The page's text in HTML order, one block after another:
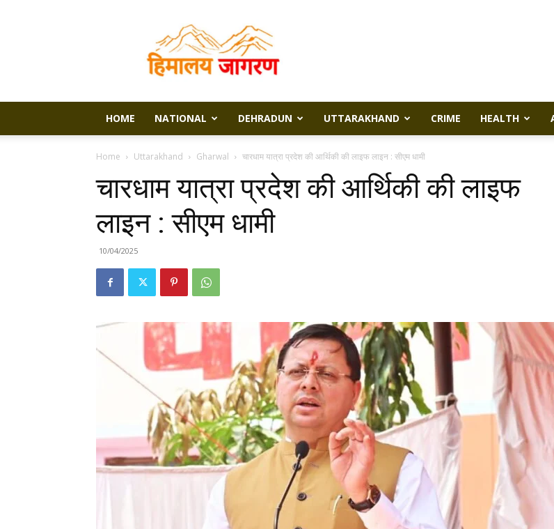
Himalaya
Jagran
HOME NATIONAL DEHRADUN UTTARAKHAND CRIME HEALTH
Home Uttarakhand Gharwal चारधाम यात्रा प्रदेश की आर्थिकी की लाइफ लाइन : सीएम धामी
चारधाम यात्रा प्रदेश की आर्थिकी की लाइफ
लाइन : सीएम धामी
10/04/2025